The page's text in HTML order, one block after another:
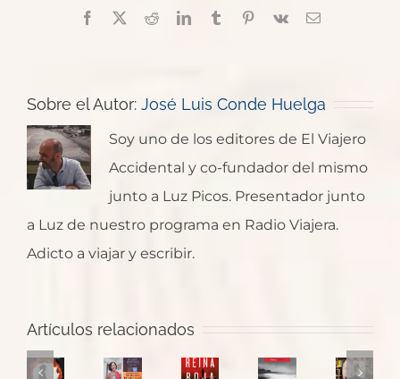
Facebook
X RedditLinkedInTumblrPinterest
Vk
Correo
Sobre el Autor: José Luis Conde Huelga
Soy uno de los editores de El Viajero
Accidental y co-fundador del mismo
junto a Luz Picos. Presentador junto
a Luz de nuestro programa en Radio Viajera.
Adicto a viajar y escribir.
Artículos relacionados
seca
de
mis
Reina
Dolores